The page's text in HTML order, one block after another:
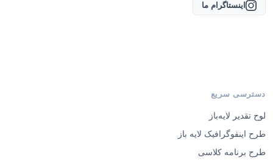
اینستاگرام ما
دسترسی سریع
لوح تقدیر لایه‌باز
طرح اینفوگرافیک لایه باز
طرح برنامه کلاسی